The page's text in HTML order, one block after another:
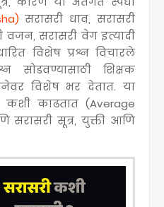
सरासरी धाव, सरासरी
वजन, सरासरी वेग इत्यादी
विशेष प्रश्न विचारले
सोडवण्यासाठी शिक्षक
विशेष भर देतात. या
कशी काढतात (Average
सरासरी सूत्र, युक्ती आणि